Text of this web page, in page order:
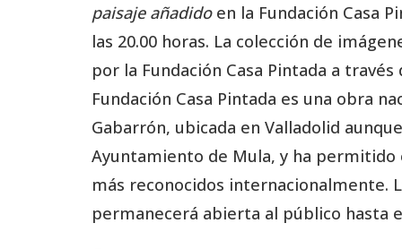
paisaje añadidoen la Fundación Casa
las 20.00 horas. La colección de
por la Fundación Casa Pintada a
Fundación Casa Pintada es una obra
Gabarrón, ubicada en Valladolid
Ayuntamiento de Mula, y ha permitido
más reconocidos internacionalmente.
permanecerá abierta al público hasta